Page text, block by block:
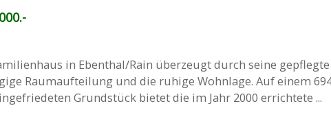
in Ebenthal/Rain überzeugt durch seine gepflegte
Raumaufteilung und die ruhige Wohnlage. Auf einem
Grundstück bietet die im Jahr 2000 errichtete ...